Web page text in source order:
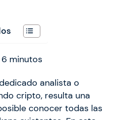
6 minutos
analista o
cripto, resulta una
conocer todas las